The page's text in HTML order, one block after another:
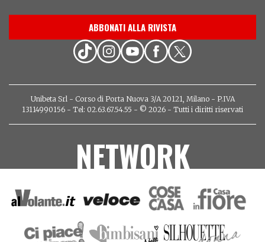
ABBONATI ALLA RIVISTA
Unibeta Srl - Corso di Porta Nuova 3/A 20121, Milano - P.IVA
13114990156 - Tel: 02.63.67.54.55 - © 2026 - Tutti i diritti riservati
NETWORK